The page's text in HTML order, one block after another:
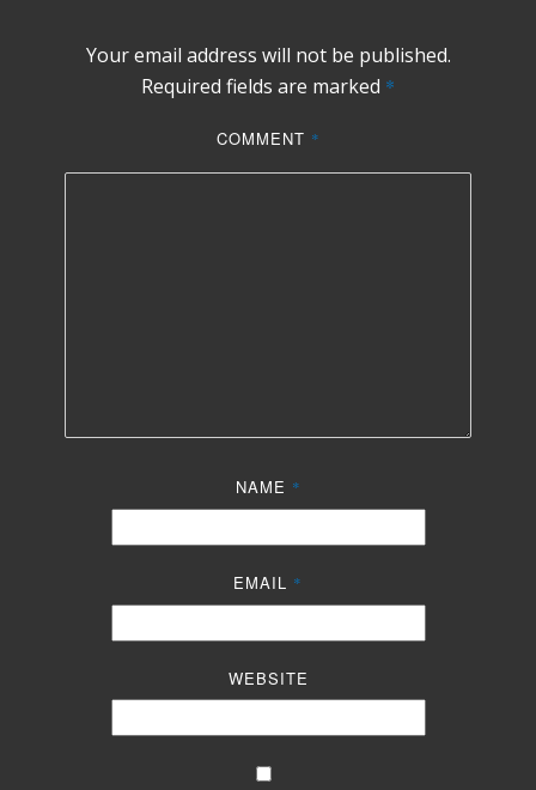
Your email address will not be published.
Required fields are marked *
COMMENT *
NAME *
EMAIL *
WEBSITE